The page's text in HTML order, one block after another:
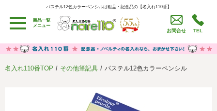
パステル12色カラーペンシルは粗品・記念品の【名入れ110番】
パステル12色カラーペンシルは粗品・記念品の【名入れ110番】
商品一覧
メニュー
お問合せ TEL
用途別カテゴリ
卒園・卒業記念品
労働組合・設立記念・周年記念
うちわ・扇子・ファン
イベント・パーティーグッズ
セール品グッズ
名入れ110番TOP その他筆記具 パステル12色カラーペンシル